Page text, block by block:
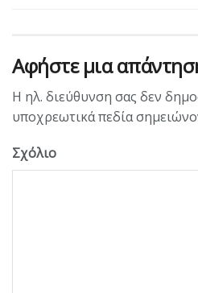
Αφήστε μια
Η ηλ. διεύθυνση σας δεν
υποχρεωτικά πεδία
Σχόλιο